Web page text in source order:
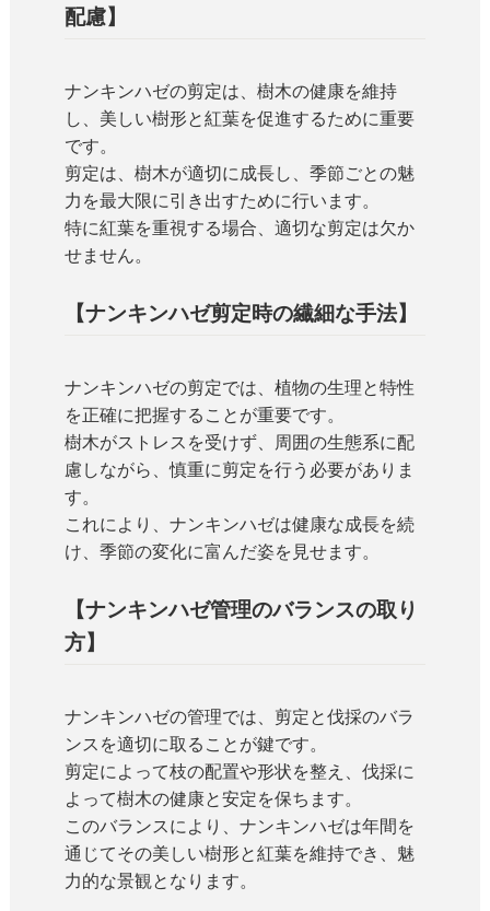
配慮】
ナンキンハゼの剪定は、樹木の健康を維持
し、美しい樹形と紅葉を促進するために重要
です。
剪定は、樹木が適切に成長し、季節ごとの魅
力を最大限に引き出すために行います。
特に紅葉を重視する場合、適切な剪定は欠か
せません。
【ナンキンハゼ剪定時の繊細な手法】
ナンキンハゼの剪定では、植物の生理と特性
を正確に把握することが重要です。
樹木がストレスを受けず、周囲の生態系に配
慮しながら、慎重に剪定を行う必要がありま
す。
これにより、ナンキンハゼは健康な成長を続
け、季節の変化に富んだ姿を見せます。
【ナンキンハゼ管理のバランスの取り
方】
ナンキンハゼの管理では、剪定と伐採のバラ
ンスを適切に取ることが鍵です。
剪定によって枝の配置や形状を整え、伐採に
よって樹木の健康と安定を保ちます。
このバランスにより、ナンキンハゼは年間を
通じてその美しい樹形と紅葉を維持でき、魅
力的な景観となります。